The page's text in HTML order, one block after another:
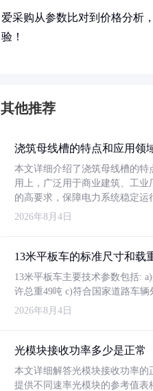
爱采购从参数比对到价格分析
验！
其他推荐
浇筑母线槽的特点和应用领
本文详细介绍了浇筑母线槽的
用上，广泛用于商业建筑、工
的高要求，保障电力系统稳定运
2026年8月4日
13米平板车的标准尺寸和载
13米平板车主要技术参数包括:
许总重49吨 c)符合国家道路车
2026年8月4日
光模块接收功率多少是正常
本文详细解答光模块接收功率的
提供不同速率光模块的参考值